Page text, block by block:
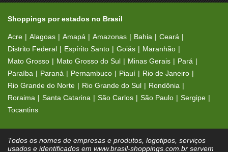
Shoppings por estados no Brasil
Acre Alagoas Amapá Amazonas Bahia
Ceará
Distrito Federal
Espírito Santo Goiás
Maranhão
Mato Grosso
Mato Grosso do Sul Minas Gerais
Pará
Paraíba
Paraná Pernambuco Piauí
Rio de Janeiro
Rio Grande do Norte
Rio Grande do Sul
Rondônia
Roraima
Santa Catarina São Carlos São Paulo
Sergipe
Tocantins
Todos os nomes de empresas e produtos, logotipos, serviços
usados e identificados em www.brasil-shoppings.com.br servem